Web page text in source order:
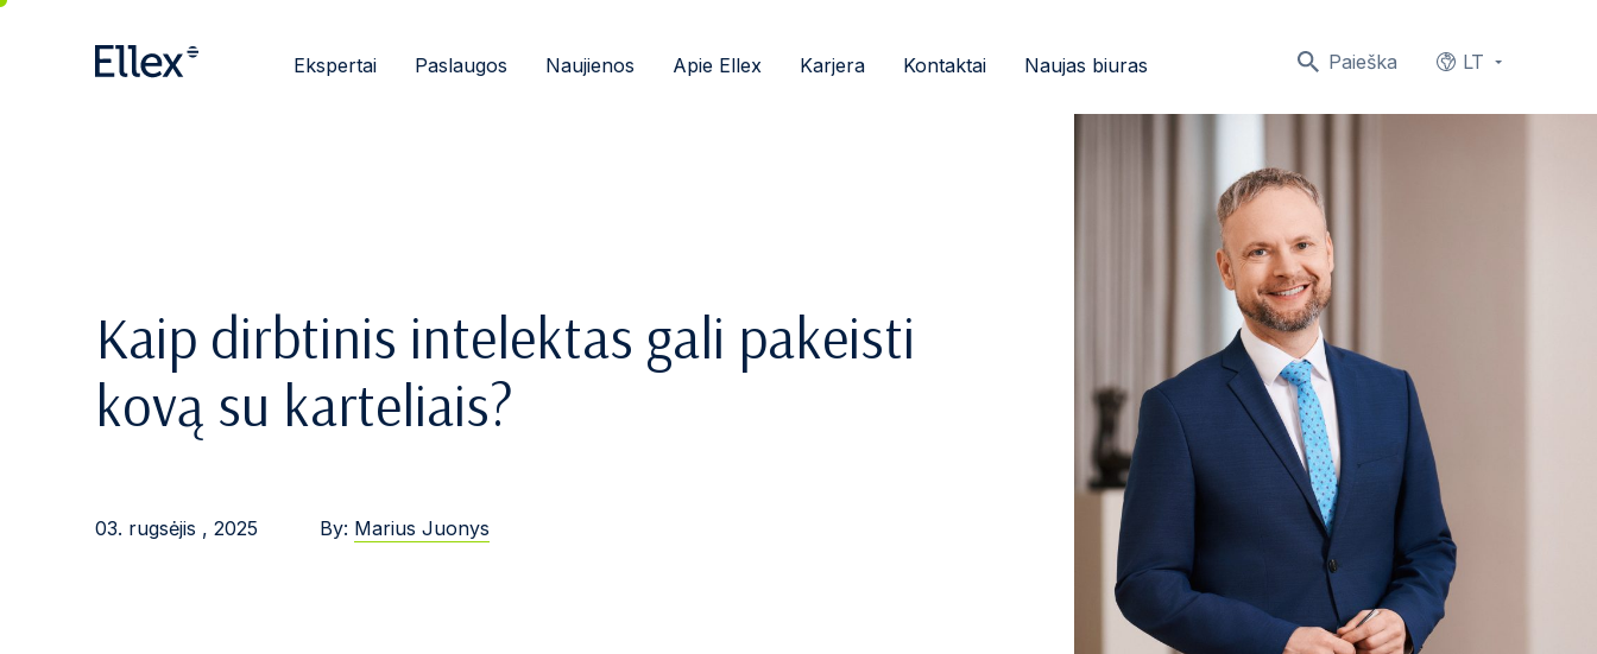
Paieška LT
Ekspertai Paslaugos Naujienos Apie Ellex Karjera Kontaktai Naujas biuras
Kaip dirbtinis intelektas gali pakeisti
kovą su karteliais?
03. rugsėjis , 2025 By: Marius Juonys